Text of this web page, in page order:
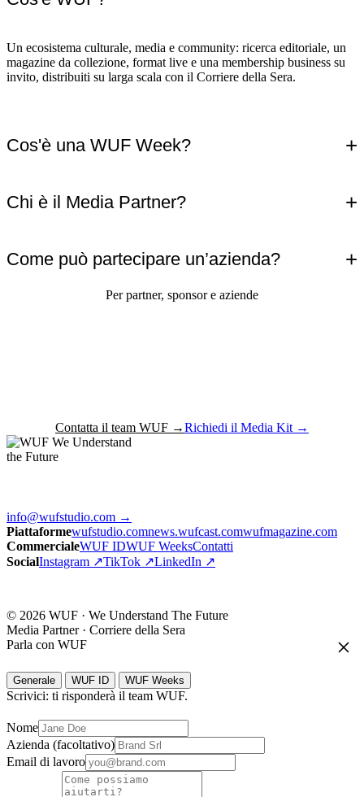
Un ecosistema culturale, media e community: ricerca editoriale, un
magazine da collezione, format live e una membership business su
invito, distribuiti su larga scala con il Corriere della Sera.
Cos'è una WUF Week? +
Chi è il Media Partner? +
Come può partecipare un’azienda? +
Per partner, sponsor e aziende
Contatta il team WUF →Richiedi il Media Kit →
We Understand
the Future
info@wufstudio.com →
Piattaformewufstudio.comnews.wufcast.comwufmagazine.com
CommercialeWUF IDWUF WeeksContatti
SocialInstagram ↗TikTok ↗LinkedIn ↗
© 2026 WUF · We Understand The Future
Media Partner · Corriere della Sera
Parla con WUF
Generale WUF ID WUF Weeks
Scrivici: ti risponderà il team WUF.
Nome
Azienda (facoltativo)
Email di lavoro